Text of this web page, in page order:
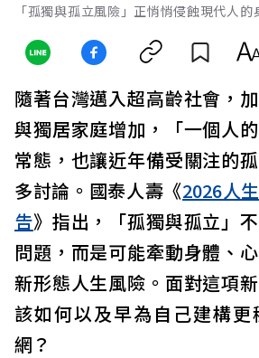
「孤獨與孤立風險」正悄悄侵蝕現代人的
隨著台灣邁入超高齡社會，
與獨居家庭增加，「一個人
常態，也讓近年備受關注的
多討論。國泰人壽《2026人
告》指出，「孤獨與孤立」
問題，而是可能牽動身體、
新形態人生風險。面對這項
該如何以及早為自己建構
網？